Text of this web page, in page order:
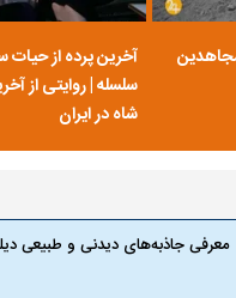
آخرین پرده از
سلسله | روایتی از
شاه در ایران
معرفی جاذبه‌های دیدنی و طبیعی